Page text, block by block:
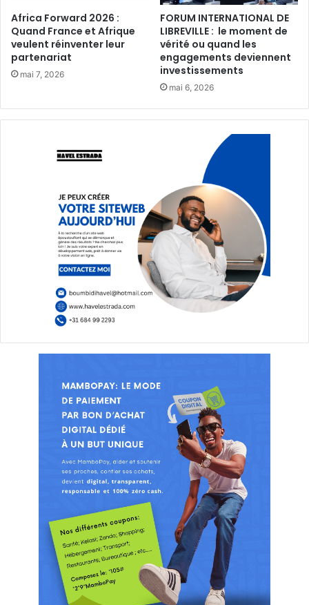
Africa Forward 2026 :
Quand France et Afrique
veulent réinventer leur
partenariat
mai 7, 2026
FORUM INTERNATIONAL DE
LIBREVILLE : le moment de
vérité ou quand les
engagements deviennent
investissements
mai 6, 2026